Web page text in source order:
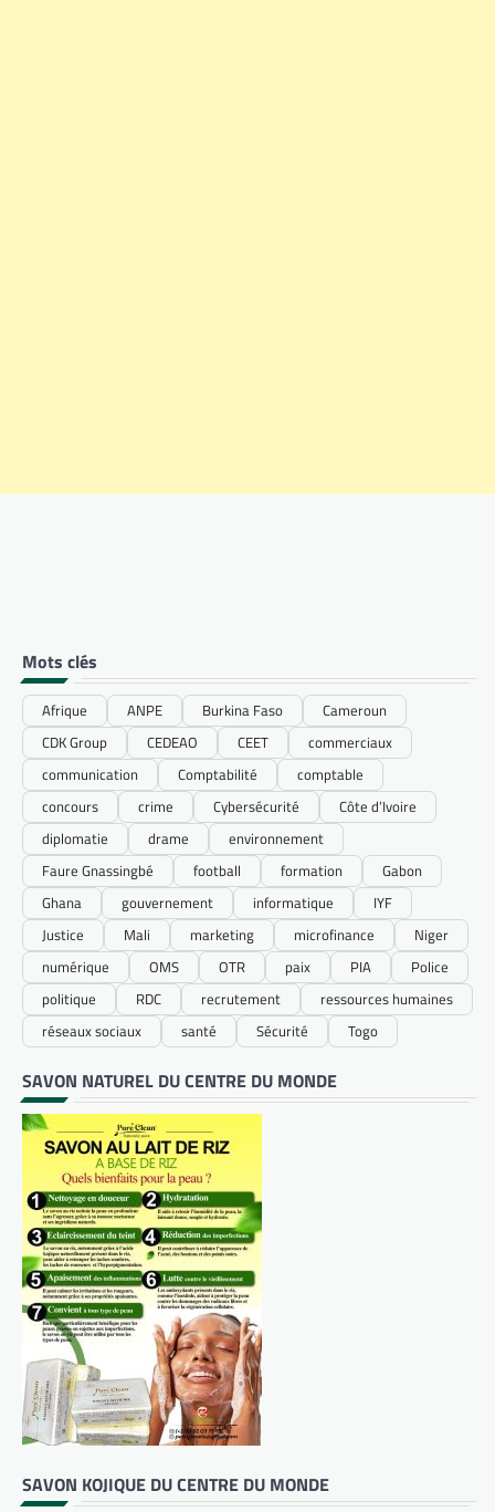
Mots clés
Afrique ANPE Burkina Faso
Cameroun
CDK Group
CEDEAO CEET
commerciaux
communication
Comptabilité
comptable
concours
crime Cybersécurité
Côte d’Ivoire
diplomatie
drame
environnement
Faure Gnassingbé
football formation
Gabon
Ghana
gouvernement informatique
IYF
Justice
Mali marketing microfinance
Niger
numérique
OMS OTR paix PIA
Police
politique
RDC recrutement
ressources humaines
réseaux sociaux
santé Sécurité Togo
SAVON NATUREL DU CENTRE DU MONDE
SAVON KOJIQUE DU CENTRE DU MONDE